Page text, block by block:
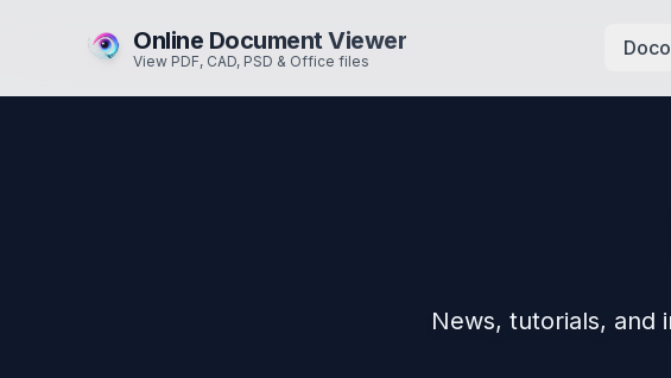
Online Document Viewer
View PDF, CAD, PSD & Office files
News, tutorials, and